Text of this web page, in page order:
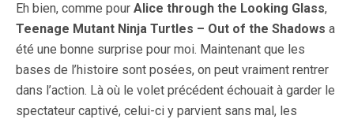
Eh bien, comme pour Alice through the Looking Glass,
Teenage Mutant Ninja Turtles – Out of the Shadows a
été une bonne surprise pour moi. Maintenant que les
bases de l’histoire sont posées, on peut vraiment rentrer
dans l’action. Là où le volet précédent échouait à garder le
spectateur captivé, celui-ci y parvient sans mal, les